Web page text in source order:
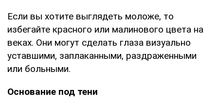
Если вы хотите выглядеть моложе, то
избегайте красного или малинового цвета на
веках. Они могут сделать глаза визуально
уставшими, заплаканными, раздраженными
или больными.
Основание под тени